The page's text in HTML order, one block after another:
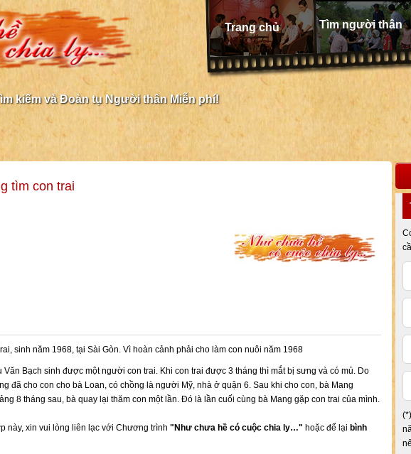
Trang chủ Tìm người thân
kiếm và Đoàn tụ Người thân Miễn phí!
tìm con trai
sinh năm 1968, tại Sài Gòn. Vì hoàn cảnh phải cho làm con nuôi năm 1968
Bạch sinh được một người con trai. Khi con trai được 3 tháng thì mắt bị sưng và có mủ. Do
đã cho con cho bà Loan, có chồng là người Mỹ, nhà ở quận 6. Sau khi cho con, bà Mang
8 tháng sau, bà quay lại thăm con một lần. Đó là lần cuối cùng bà Mang gặp con trai của mình.
này, xin vui lòng liên lạc với Chương trình "Như chưa hề có cuộc chia ly…" hoặc để lại bình